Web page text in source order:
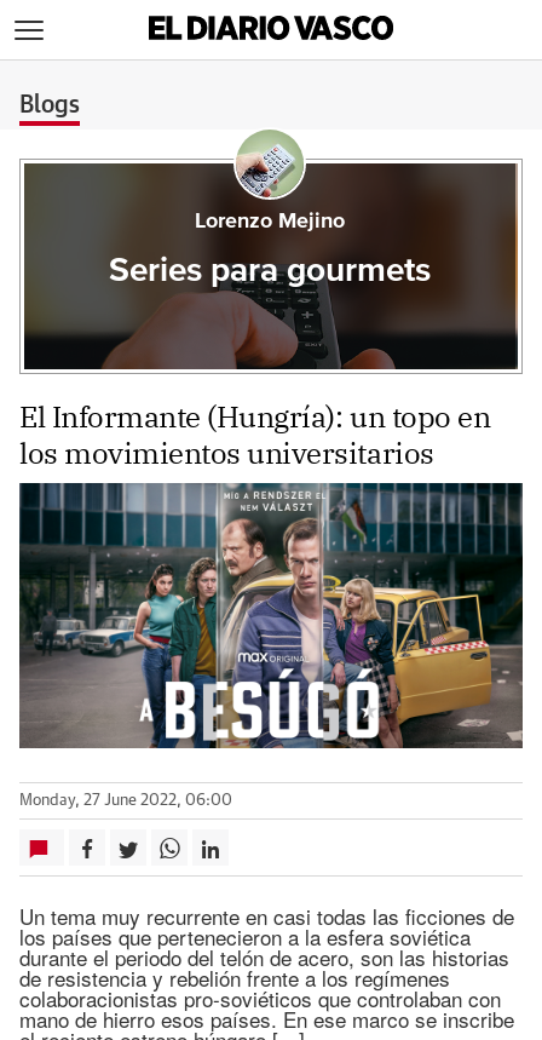
Blogs
Lorenzo Mejino
Series para gourmets
El Informante (Hungría): un topo en
los movimientos universitarios
Monday, 27 June 2022, 06:00
Un tema muy recurrente en casi todas las ficciones de
los países que pertenecieron a la esfera soviética
durante el periodo del telón de acero, son las historias
de resistencia y rebelión frente a los regímenes
colaboracionistas pro-soviéticos que controlaban con
mano de hierro esos países. En ese marco se inscribe